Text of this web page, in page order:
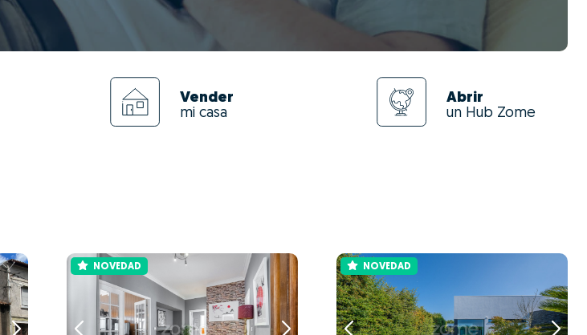
Vender
mi casa
Abrir
un Hub Zome
NOVEDAD NOVEDAD